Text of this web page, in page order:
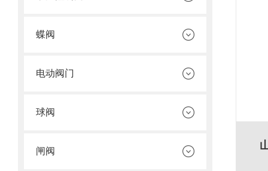
蝶阀
电动阀门
球阀
闸阀